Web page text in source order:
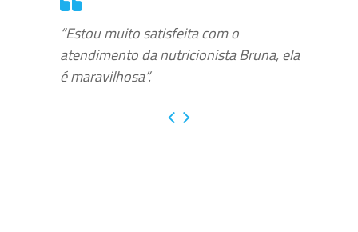
“Estou muito satisfeita com o
atendimento da nutricionista Bruna, ela
é maravilhosa”.